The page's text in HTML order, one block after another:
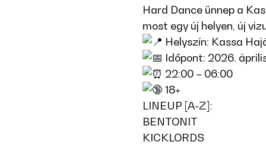
Hard Dance ünnep a
most egy új helyen, új
Helyszín: Kassa
Időpont: 2026.
22:00 – 06:00
18+
LINEUP [A-Z]:
BENTONIT
KICKLORDS